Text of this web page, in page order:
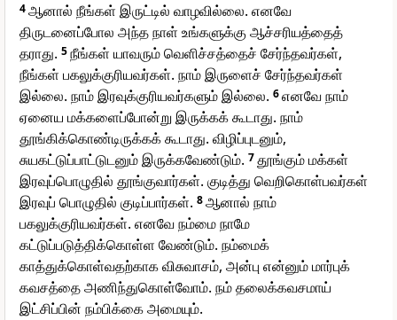
4ஆனால் நீங்கள் இருட்டில் வாழவில்லை. எனவே
திருடனைப்போல அந்த நாள் உங்களுக்கு ஆச்சரியத்தைத்
தராது. 5நீங்கள் யாவரும் வெளிச்சத்தைச் சேர்ந்தவர்கள்,
நீங்கள் பகலுக்குரியவர்கள். நாம் இருளைச் சேர்ந்தவர்கள்
இல்லை. நாம் இரவுக்குரியவர்களும் இல்லை. 6எனவே நாம்
ஏனைய மக்களைப்போன்று இருக்கக் கூடாது. நாம்
தூங்கிக்கொண்டிருக்கக் கூடாது. விழிப்புடனும்,
சுயகட்டுப்பாட்டுடனும் இருக்கவேண்டும். 7தூங்கும் மக்கள்
இரவுப்பொழுதில் தூங்குவார்கள். குடித்து வெறிகொள்பவர்கள்
இரவுப் பொழுதில் குடிப்பார்கள். 8ஆனால் நாம்
பகலுக்குரியவர்கள். எனவே நம்மை நாமே
கட்டுப்படுத்திக்கொள்ள வேண்டும். நம்மைக்
காத்துக்கொள்வதற்காக விசுவாசம், அன்பு என்னும் மார்புக்
கவசத்தை அணிந்துகொள்வோம். நம் தலைக்கவசமாய்
இட்சிப்பின் நம்பிக்கை அமையும்.